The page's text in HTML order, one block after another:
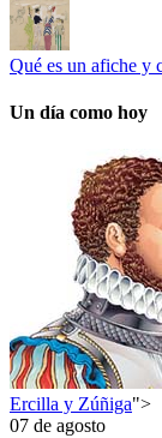
Qué es un afiche y
Un día como hoy
Ercilla y Zúñiga">
07 de agosto